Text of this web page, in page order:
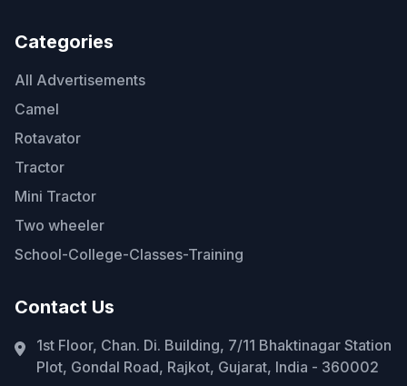
Categories
All Advertisements
Camel
Rotavator
Tractor
Mini Tractor
Two wheeler
School-College-Classes-Training
Contact Us
1st Floor, Chan. Di. Building, 7/11 Bhaktinagar Station
Plot, Gondal Road, Rajkot, Gujarat, India - 360002